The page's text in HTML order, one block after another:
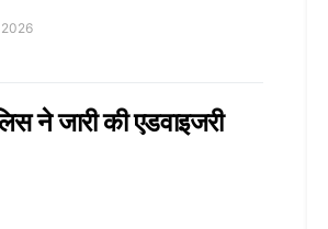
ने जारी की एडवाइजरी